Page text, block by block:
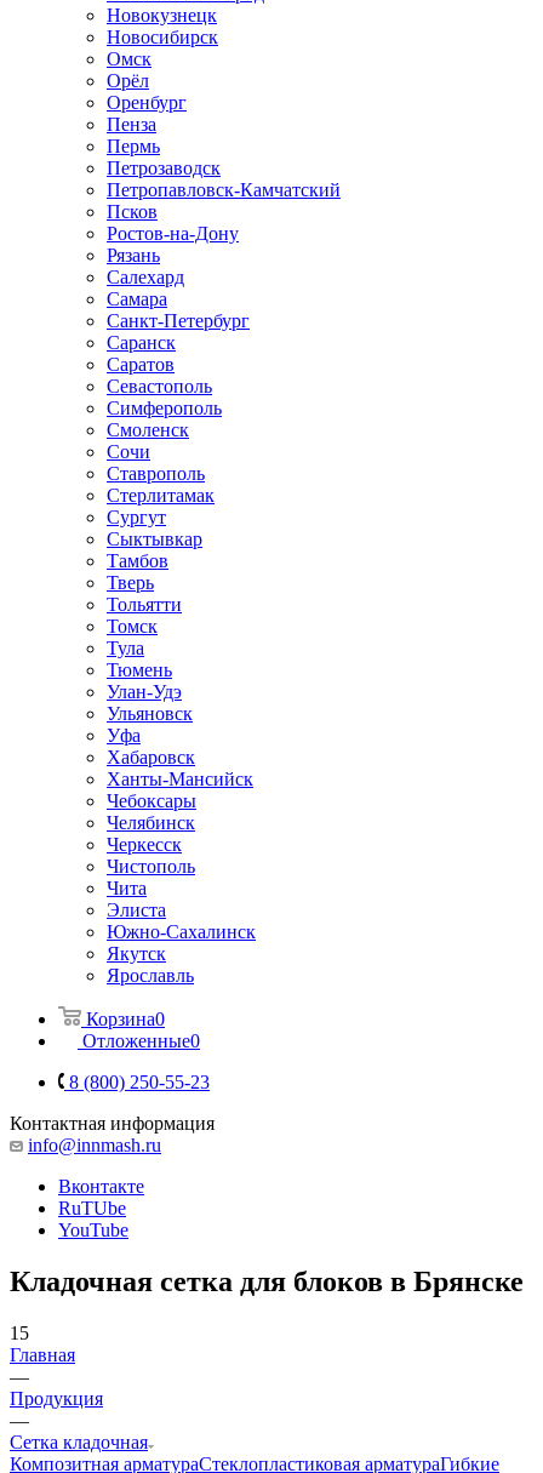
Новокузнецк
Новосибирск
Омск
Орёл
Оренбург
Пенза
Пермь
Петрозаводск
Петропавловск-Камчатский
Псков
Ростов-на-Дону
Рязань
Салехард
Самара
Санкт-Петербург
Саранск
Саратов
Севастополь
Симферополь
Смоленск
Сочи
Ставрополь
Стерлитамак
Сургут
Сыктывкар
Тамбов
Тверь
Тольятти
Томск
Тула
Тюмень
Улан-Удэ
Ульяновск
Уфа
Хабаровск
Ханты-Мансийск
Чебоксары
Челябинск
Черкесск
Чистополь
Чита
Элиста
Южно-Сахалинск
Якутск
Ярославль
Корзина0
Отложенные0
8 (800) 250-55-23
Контактная информация
info@innmash.ru
Вконтакте
RuTUbe
YouTube
Кладочная сетка для блоков в Брянске
15
Главная
—
Продукция
—
Сетка кладочная
Композитная арматураCтеклопластиковая арматураГибкие